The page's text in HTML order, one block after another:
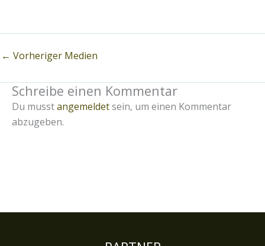
← Vorheriger Medien
Schreibe einen Kommentar
Du musstangemeldetsein, um einen Kommentar
abzugeben.